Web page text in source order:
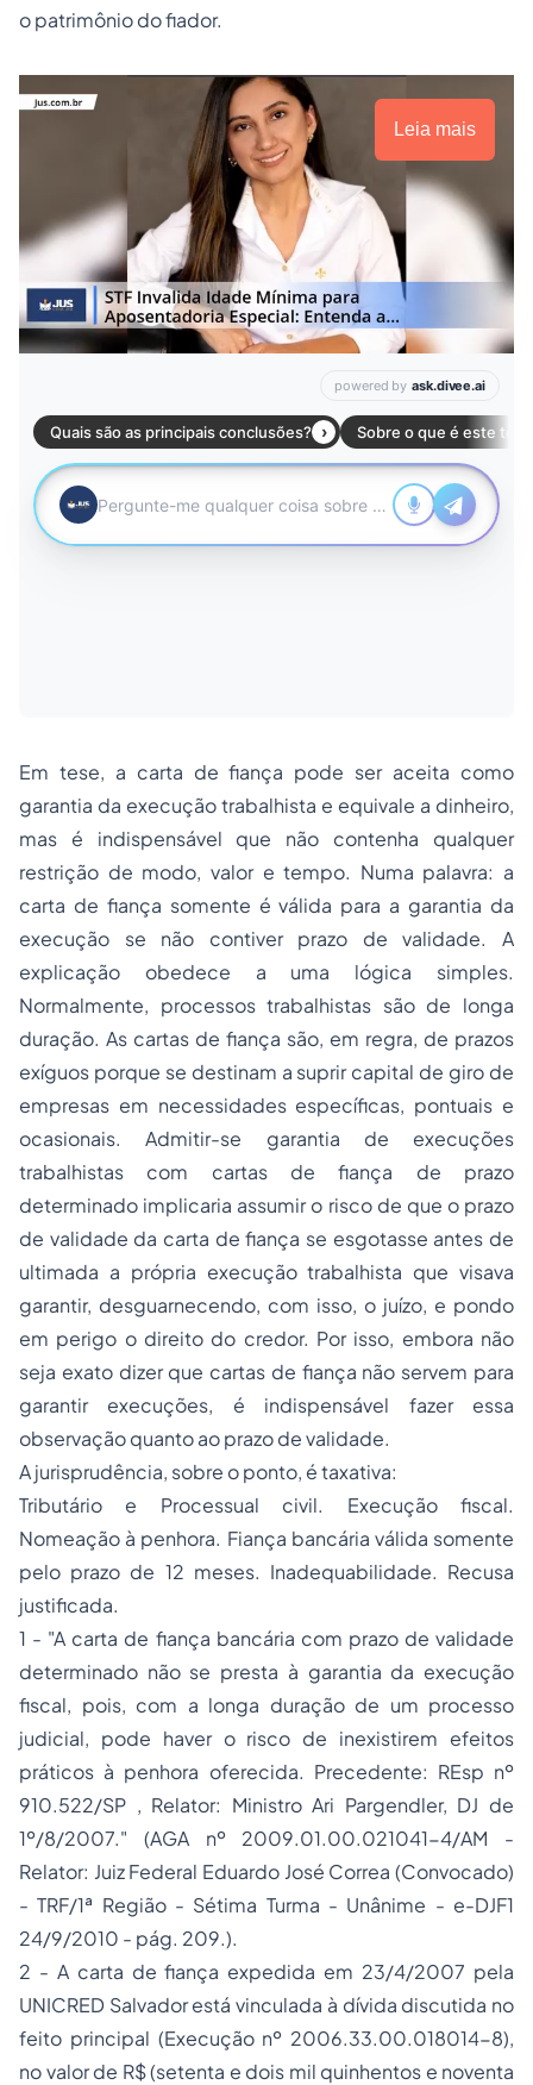
o patrimônio do fiador.
Leia mais
Em tese, a carta de fiança pode ser aceita como
garantia da execução trabalhista e equivale a dinheiro,
mas é indispensável que não contenha qualquer
restrição de modo, valor e tempo. Numa palavra: a
carta de fiança somente é válida para a garantia da
execução se não contiver prazo de validade. A
explicação obedece a uma lógica simples.
Normalmente, processos trabalhistas são de longa
duração. As cartas de fiança são, em regra, de prazos
exíguos porque se destinam a suprir capital de giro de
empresas em necessidades específicas, pontuais e
ocasionais. Admitir-se garantia de execuções
trabalhistas com cartas de fiança de prazo
determinado implicaria assumir o risco de que o prazo
de validade da carta de fiança se esgotasse antes de
ultimada a própria execução trabalhista que visava
garantir, desguarnecendo, com isso, o juízo, e pondo
em perigo o direito do credor. Por isso, embora não
seja exato dizer que cartas de fiança não servem para
garantir execuções, é indispensável fazer essa
observação quanto ao prazo de validade.
A jurisprudência, sobre o ponto, é taxativa:
Tributário e Processual civil. Execução fiscal.
Nomeação à penhora. Fiança bancária válida somente
pelo prazo de 12 meses. Inadequabilidade. Recusa
justificada.
1 - "A carta de fiança bancária com prazo de validade
determinado não se presta à garantia da execução
fiscal, pois, com a longa duração de um processo
judicial, pode haver o risco de inexistirem efeitos
práticos à penhora oferecida. Precedente: REsp nº
910.522/SP , Relator: Ministro Ari Pargendler, DJ de
1º/8/2007." (AGA nº 2009.01.00.021041-4/AM -
Relator: Juiz Federal Eduardo José Correa (Convocado)
- TRF/1ª Região - Sétima Turma - Unânime - e-DJF1
24/9/2010 - pág. 209.).
2 - A carta de fiança expedida em 23/4/2007 pela
UNICRED Salvador está vinculada à dívida discutida no
feito principal (Execução nº 2006.33.00.018014-8),
no valor de R$ (setenta e dois mil quinhentos e noventa